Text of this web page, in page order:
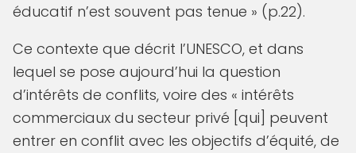
éducatif n’est souvent pas tenue » (p.22).
Ce contexte que décrit l’UNESCO, et dans
lequel se pose aujourd’hui la question
d’intérêts de conflits, voire des « intérêts
commerciaux du secteur privé [qui] peuvent
entrer en conflit avec les objectifs d’équité, de